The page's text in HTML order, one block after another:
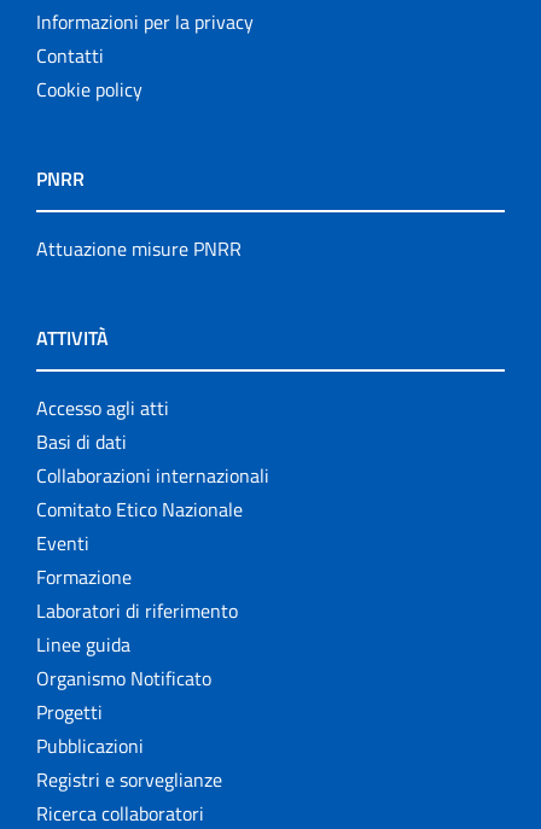
Informazioni per la privacy
Contatti
Cookie policy
PNRR
Attuazione misure PNRR
ATTIVITÀ
Accesso agli atti
Basi di dati
Collaborazioni internazionali
Comitato Etico Nazionale
Eventi
Formazione
Laboratori di riferimento
Linee guida
Organismo Notificato
Progetti
Pubblicazioni
Registri e sorveglianze
Ricerca collaboratori